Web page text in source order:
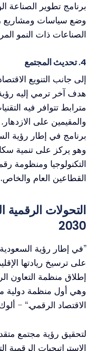
برنامج تطوير الصناعة
وضع سياسات ومشاريع
الصناعات ذات النمو
4. تحديث المجتمع
إلى جانب التنويع
مترابط تتوافر فيه
والمقيمين على
وهو يركز على تنمية
التكنولوجيا ومنظومة
القطاعين العام والخاص.
التحولات الرقمية
2030
على ترسيخ ريادتها
وهي أول منظمة دولية
الاقتصاد الرقمي.“ –
لتحقيق رؤية مجتمع
الاستراتيجيات الرقمية